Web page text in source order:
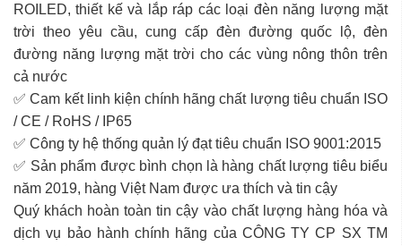
ROILED, thiết kế và lắp ráp các loại đèn năng lượng mặt
trời theo yêu cầu, cung cấp đèn đường quốc lộ, đèn
đường năng lượng mặt trời cho các vùng nông thôn trên
cả nước
✅ Cam kết linh kiện chính hãng chất lượng tiêu chuẩn ISO
/ CE / RoHS / IP65
✅ Công ty hệ thống quản lý đạt tiêu chuẩn ISO 9001:2015
✅ Sản phẩm được bình chọn là hàng chất lượng tiêu biểu
năm 2019, hàng Việt Nam được ưa thích và tin cậy
Quý khách hoàn toàn tin cậy vào chất lượng hàng hóa và
dịch vụ bảo hành chính hãng của CÔNG TY CP SX TM